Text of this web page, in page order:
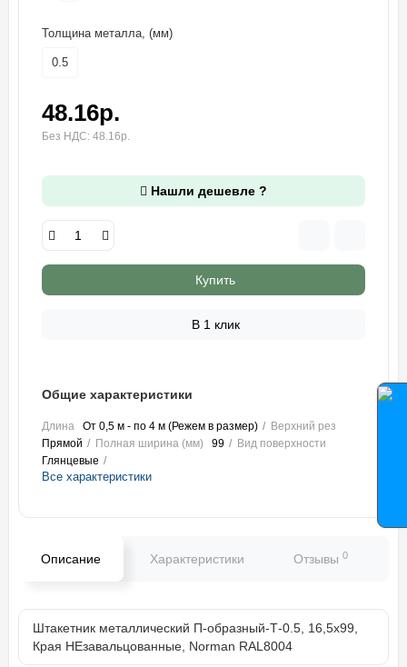
Толщина металла, (мм)
0.5
48.16р.
Без НДС: 48.16р.
Нашли дешевле ?
Купить
В 1 клик
Общие характеристики
Длина От 0,5 м - по 4 м (Режем в размер)
Верхний рез
Прямой
Полная ширина (мм) 99
Вид поверхности
Глянцевые
Все характеристики
Описание Характеристики Отзывы 0
Штакетник металлический П-образный-Т-0.5, 16,5х99,
Края НЕзавальцованные, Norman RAL8004